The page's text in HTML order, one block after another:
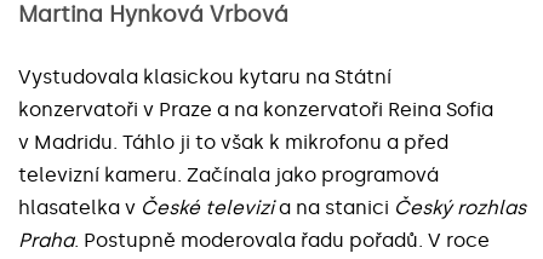
Martina Hynková Vrbová
Vystudovala klasickou kytaru na Státní
konzervatoři v Praze a na konzervatoři Reina Sofia
v Madridu. Táhlo ji to však k mikrofonu a před
televizní kameru. Začínala jako programová
hlasatelka v České televizia na stanici Český rozhlas
Praha. Postupně moderovala řadu pořadů. V roce